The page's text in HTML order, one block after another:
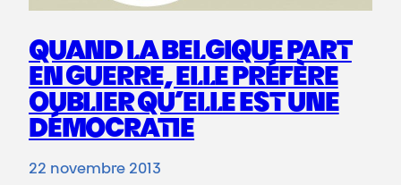
QUAND LA BELGIQUE PART
EN GUERRE, ELLE PRÉFÈRE
OUBLIER QU’ELLE EST UNE
DÉMOCRATIE
22 novembre 2013